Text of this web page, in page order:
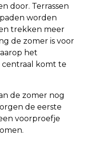
door. Terrassen
worden
trekken meer
de zomer is voor
het
komt te
de zomer nog
de eerste
voorproefje